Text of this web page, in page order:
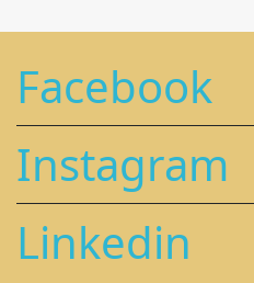
Facebook
Instagram
Linkedin